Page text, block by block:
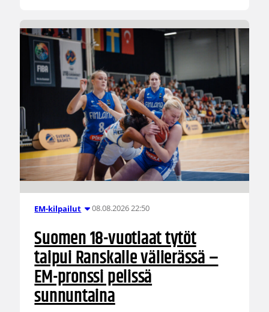
EM-kilpailut 08.08.2026 22:50
Suomen 18-vuotiaat tytöt
taipui Ranskalle välierässä –
EM-pronssi pelissä
sunnuntaina